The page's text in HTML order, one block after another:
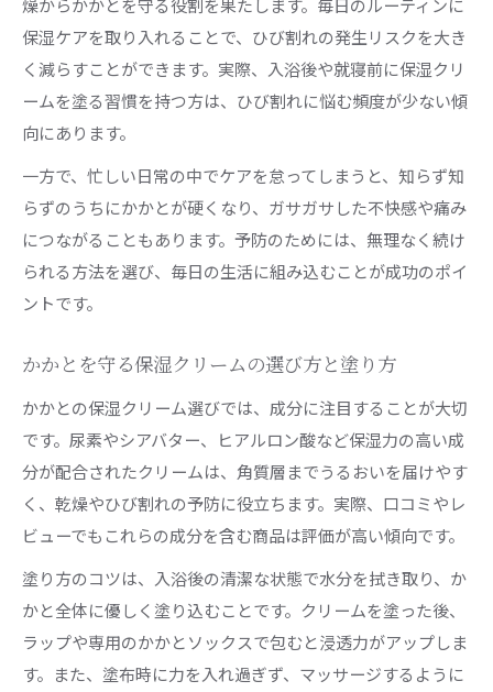
燥からかかとを守る役割を果たします。毎日のルーティンに
保湿ケアを取り入れることで、ひび割れの発生リスクを大き
く減らすことができます。実際、入浴後や就寝前に保湿クリ
ームを塗る習慣を持つ方は、ひび割れに悩む頻度が少ない傾
向にあります。
一方で、忙しい日常の中でケアを怠ってしまうと、知らず知
らずのうちにかかとが硬くなり、ガサガサした不快感や痛み
につながることもあります。予防のためには、無理なく続け
られる方法を選び、毎日の生活に組み込むことが成功のポイ
ントです。
かかとを守る保湿クリームの選び方と塗り方
かかとの保湿クリーム選びでは、成分に注目することが大切
です。尿素やシアバター、ヒアルロン酸など保湿力の高い成
分が配合されたクリームは、角質層までうるおいを届けやす
く、乾燥やひび割れの予防に役立ちます。実際、口コミやレ
ビューでもこれらの成分を含む商品は評価が高い傾向です。
塗り方のコツは、入浴後の清潔な状態で水分を拭き取り、か
かと全体に優しく塗り込むことです。クリームを塗った後、
ラップや専用のかかとソックスで包むと浸透力がアップしま
す。また、塗布時に力を入れ過ぎず、マッサージするように